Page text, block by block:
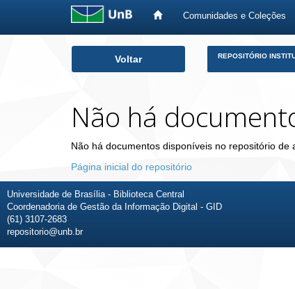
Comunidades e Coleções
Voltar REPOSITÓRIO
Não há
Não há documentos disponíveis no repositório de
Página inicial do repositório
Universidade de Brasília - Biblioteca Central
Coordenadoria de Gestão da Informação Digital - GID
(61) 3107-2683
repositorio@unb.br